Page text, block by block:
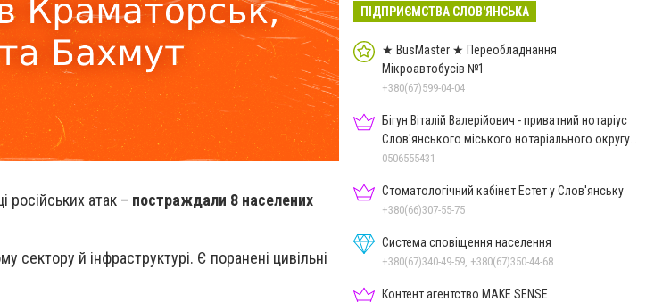
російських атак – постраждали 8 населених
сектору й інфраструктурі. Є поранені цивільні
ПІДПРИЄМСТВА СЛОВ'ЯНСЬКА
★ BusMaster ★ Переобладнання
Мікроавтобусів №1
+380(67)599-04-04
Бігун Віталій Валерійович - приватний нотаріус
Слов'янського міського нотаріального округу
Дон.обл.
0506555431
Стоматологічний кабінет Естет у Слов'янську
+380(66)307-55-75
Система сповіщення населення
+380(67)340-49-59, +380(67)350-44-68
Контент агентство MAKE SENSE